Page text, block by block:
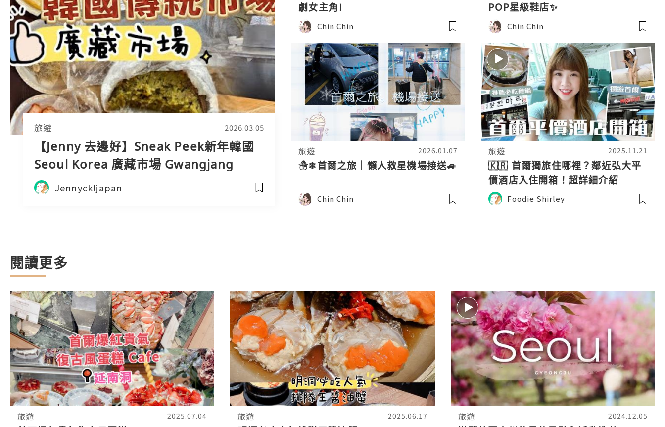
旅遊 2026.03.05
【Jenny 去邊好】Sneak Peek新年韓國
Seoul Korea 廣藏市場 Gwangjang
Market 首爾廚房 街頭美食天堂 韓國旅遊
Vlog Myeong-dong 明洞 ASMR
Jennyckljapan
劇女主角!
Chin Chin
POP星級鞋店✨
Chin Chin
旅遊 2026.01.07
☃❄首爾之旅｜懶人救星機場接送🚙
Chin Chin
旅遊 2025.11.21
🇰🇷 首爾獨旅住哪裡？鄰近弘大平
價酒店入住開箱！超詳細介紹
Wegoinn Hostel🏨傳統老店「孔
陵一隻雞」值得吃嗎？#韓國自由行
Foodie Shirley
閱讀更多
旅遊 2025.07.04 旅遊 2025.06.17 旅遊 2024.12.05